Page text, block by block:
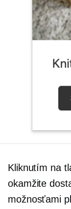
Kliknutím na
okamžite
možnosťami